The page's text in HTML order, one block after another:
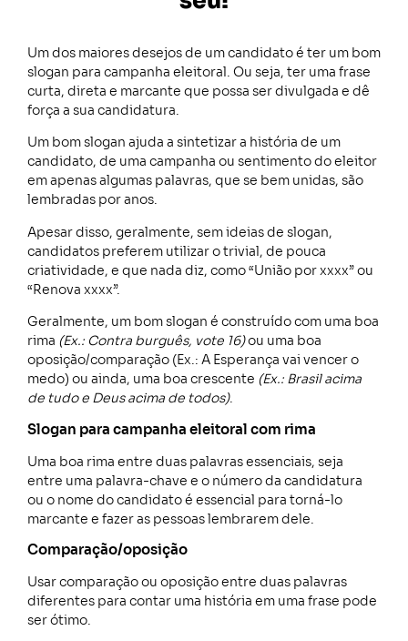
Um dos maiores desejos de um candidato é ter um bom
slogan para campanha eleitoral. Ou seja, ter uma frase
curta, direta e marcante que possa ser divulgada e dê
força a sua candidatura.
Um bom slogan ajuda a sintetizar a história de um
candidato, de uma campanha ou sentimento do eleitor
em apenas algumas palavras, que se bem unidas, são
lembradas por anos.
Apesar disso, geralmente, sem ideias de slogan,
candidatos preferem utilizar o trivial, de pouca
criatividade, e que nada diz, como “União por xxxx” ou
“Renova xxxx”.
Geralmente, um bom slogan é construído com uma boa
rima (Ex.: Contra burguês, vote 16)ou uma boa
oposição/comparação (Ex.: A Esperança vai vencer o
medo) ou ainda, uma boa crescente (Ex.: Brasil acima
de tudo e Deus acima de todos).
Slogan para campanha eleitoral com rima
Uma boa rima entre duas palavras essenciais, seja
entre uma palavra-chave e o número da candidatura
ou o nome do candidato é essencial para torná-lo
marcante e fazer as pessoas lembrarem dele.
Comparação/oposição
Usar comparação ou oposição entre duas palavras
diferentes para contar uma história em uma frase pode
ser ótimo.